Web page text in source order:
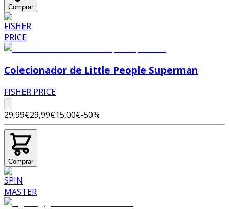
Comprar
Colecionador de Little People Superman
FISHER PRICE
29,99€29,99€15,00€-50%
Comprar